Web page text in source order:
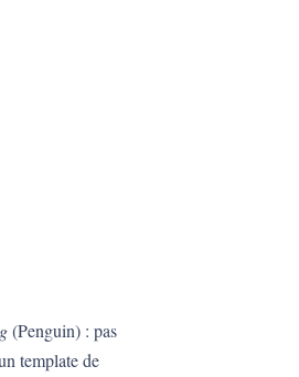
(Penguin) : pas
template de